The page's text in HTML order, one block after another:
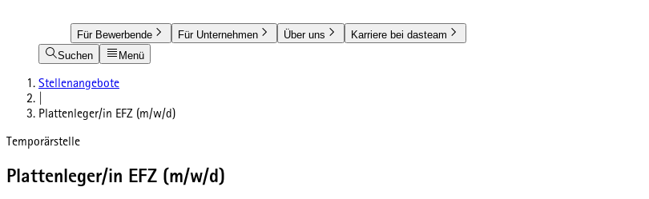
Für Bewerbende Für Unternehmen Über uns
Karriere bei dasteam
Suchen
Menü
Stellenangebote
Plattenleger/in EFZ (m/w/d)
Temporärstelle
Plattenleger/in EFZ (m/w/d)